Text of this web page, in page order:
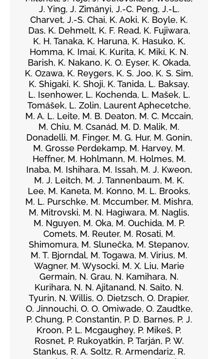
J. Ying, J. Zimányi, J.-C. Peng, J.-L.
Charvet, J.-S. Chai, K. Aoki, K. Boyle, K.
Das, K. Dehmelt, K. F. Read, K. Fujiwara,
K. H. Tanaka, K. Haruna, K. Hasuko, K.
Homma, K. Imai, K. Kurita, K. Miki, K. N.
Barish, K. Nakano, K. O. Eyser, K. Okada,
K. Ozawa, K. Reygers, K. S. Joo, K. S. Sim,
K. Shigaki, K. Shoji, K. Tanida, L. Baksay,
L. Isenhower, L. Kochenda, L. Mašek, L.
Tomášek, L. Zolin, Laurent Aphecetche,
M. A. L. Leite, M. B. Deaton, M. C. Mccain,
M. Chiu, M. Csanád, M. D. Malik, M.
Donadelli, M. Finger, M. G. Hur, M. Gonin,
M. Grosse Perdekamp, M. Harvey, M.
Heffner, M. Hohlmann, M. Holmes, M.
Inaba, M. Ishihara, M. Issah, M. J. Kweon,
M. J. Leitch, M. J. Tannenbaum, M. K.
Lee, M. Kaneta, M. Konno, M. L. Brooks,
M. L. Purschke, M. Mccumber, M. Mishra,
M. Mitrovski, M. N. Hagiwara, M. Naglis,
M. Nguyen, M. Oka, M. Ouchida, M. P.
Comets, M. Reuter, M. Rosati, M.
Shimomura, M. Slunečka, M. Stepanov,
M. T. Bjorndal, M. Togawa, M. Virius, M.
Wagner, M. Wysocki, M. X. Liu, Marie
Germain, N. Grau, N. Kamihara, N.
Kurihara, N. N. Ajitanand, N. Saito, N.
Tyurin, N. Willis, O. Dietzsch, O. Drapier,
O. Jinnouchi, O. O. Omiwade, O. Zaudtke,
P. Chung, P. Constantin, P. D. Barnes, P. J.
Kroon, P. L. Mcgaughey, P. Mikeš, P.
Rosnet, P. Rukoyatkin, P. Tarján, P. W.
Stankus, R. A. Soltz, R. Armendariz, R.